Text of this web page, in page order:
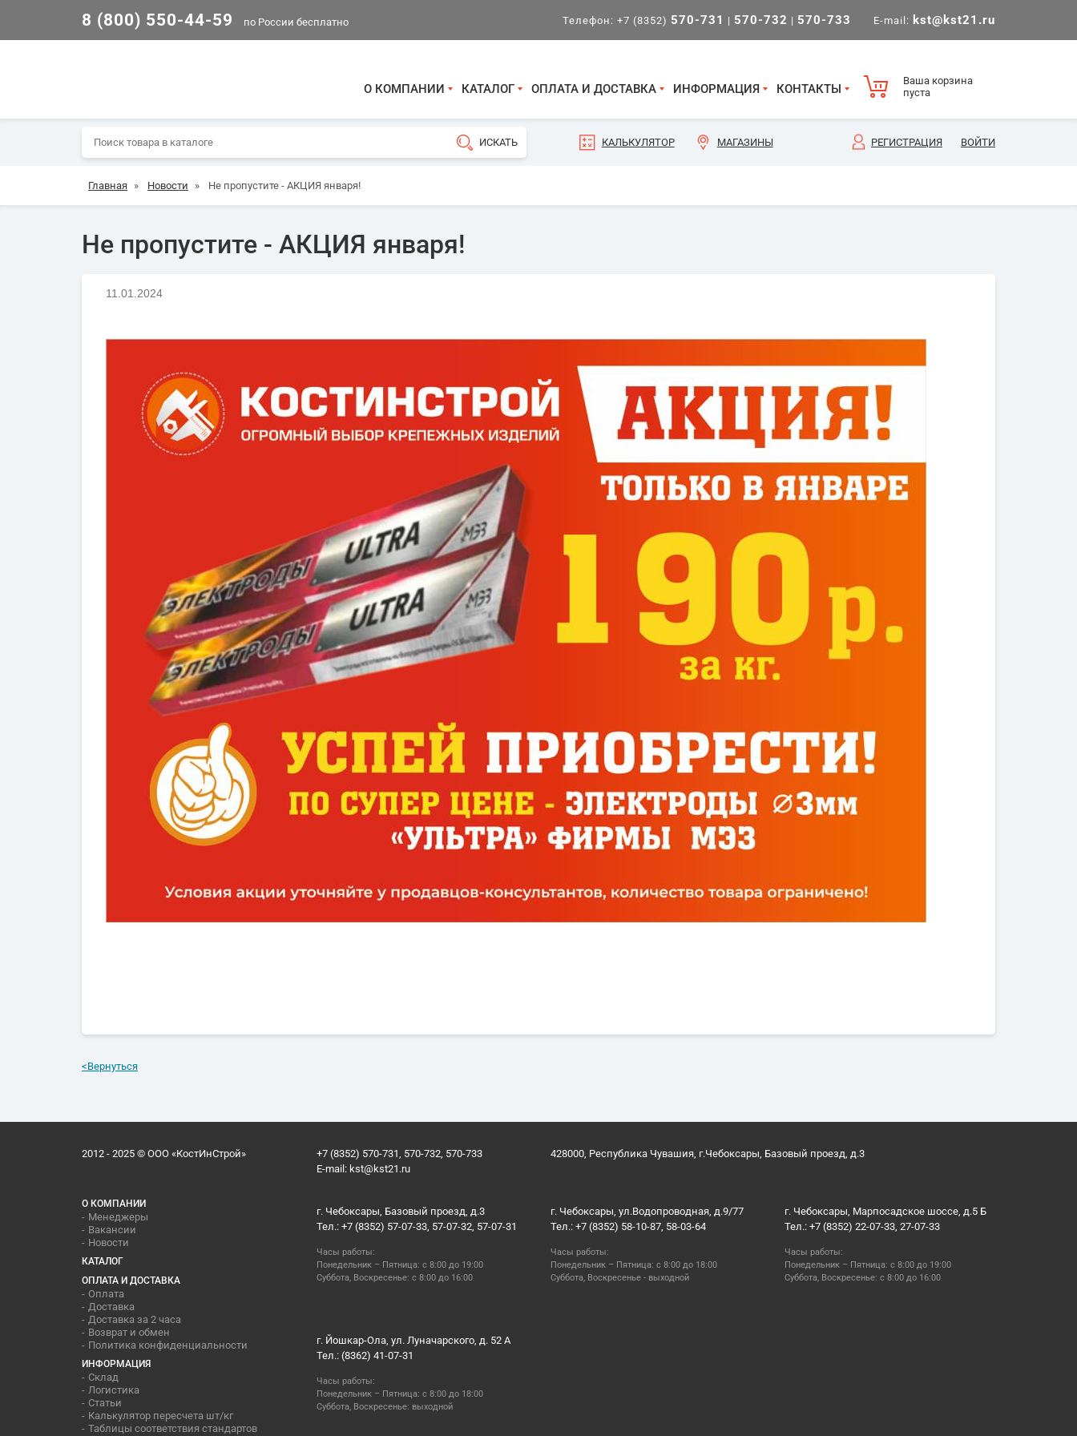
8 (800) 550-44-59 по России бесплатно Телефон: +7 (8352) 570-731 | 570-732 | 570-733 E-mail: kst@kst21.ru
О КОМПАНИИ КАТАЛОГ ОПЛАТА И ДОСТАВКА ИНФОРМАЦИЯ КОНТАКТЫ
Ваша корзина
пуста
КАЛЬКУЛЯТОР МАГАЗИНЫ РЕГИСТРАЦИЯ ВОЙТИ
Главная » Новости » Не пропустите - АКЦИЯ января!
Не пропустите - АКЦИЯ января!
11.01.2024
<Вернуться
2012 - 2025 © ООО «КостИнСтрой»
+7 (8352) 570-731, 570-732, 570-733
E-mail: kst@kst21.ru
428000, Республика Чувашия, г.Чебоксары, Базовый проезд, д.3
О КОМПАНИИ
Менеджеры
Вакансии
Новости
КАТАЛОГ
ОПЛАТА И ДОСТАВКА
Оплата
Доставка
Доставка за 2 часа
Возврат и обмен
Политика конфиденциальности
ИНФОРМАЦИЯ
Склад
Логистика
Статьи
Калькулятор пересчета шт/кг
Таблицы соответствия стандартов
г. Чебоксары, Базовый проезд, д.3
Тел.: +7 (8352) 57-07-33, 57-07-32, 57-07-31
Часы работы:
Понедельник – Пятница: с 8:00 до 19:00
Суббота, Воскресенье: с 8:00 до 16:00
г. Чебоксары, ул.Водопроводная, д.9/77
Тел.: +7 (8352) 58-10-87, 58-03-64
Часы работы:
Понедельник – Пятница: с 8:00 до 18:00
Суббота, Воскресенье - выходной
г. Чебоксары, Марпосадское шоссе, д.5 Б
Тел.: +7 (8352) 22-07-33, 27-07-33
Часы работы:
Понедельник – Пятница: с 8:00 до 19:00
Суббота, Воскресенье: с 8:00 до 16:00
г. Йошкар-Ола, ул. Луначарского, д. 52 А
Тел.: (8362) 41-07-31
Часы работы:
Понедельник – Пятница: с 8:00 до 18:00
Суббота, Воскресенье: выходной